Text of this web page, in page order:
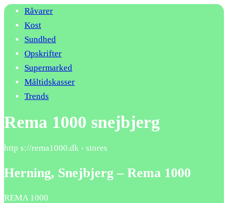
Råvarer
Kost
Sundhed
Opskrifter
Supermarked
Måltidskasser
Trends
Rema 1000 snejbjerg
http s://rema1000.dk › stores
Herning, Snejbjerg – Rema 1000
REMA 1000